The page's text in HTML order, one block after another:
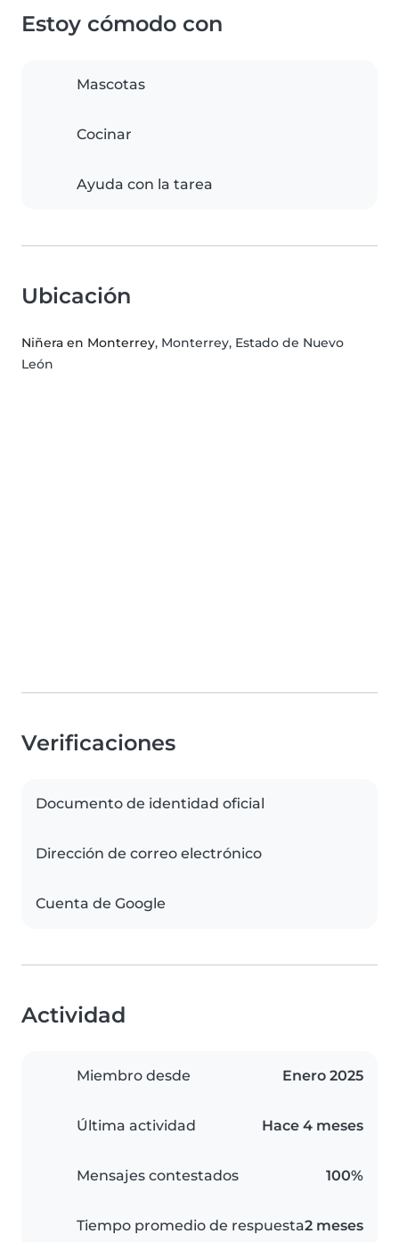
Estoy cómodo con
Mascotas
Cocinar
Ayuda con la tarea
Ubicación
Niñera en Monterrey, Monterrey, Estado de Nuevo
León
Verificaciones
Documento de identidad oficial
Dirección de correo electrónico
Cuenta de Google
Actividad
Miembro desde Enero 2025
Última actividad Hace 4 meses
Mensajes contestados 100%
Tiempo promedio de respuesta2 meses